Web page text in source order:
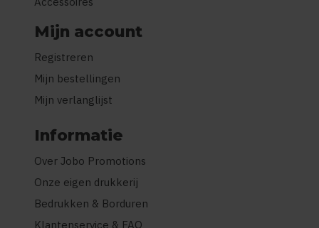
Mijn account
Registreren
Mijn bestellingen
Mijn verlanglijst
Informatie
Over Jobo Promotions
Onze eigen drukkerij
Bedrukken & Borduren
Klantenservice & FAQ